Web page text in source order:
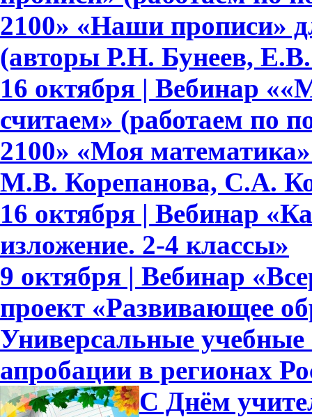
2100» «Наши прописи»
(авторы Р.Н. Бунеев,
16 октября | Вебинар
считаем» (работаем по
2100» «Моя
М.В. Корепанова, С.А.
16 октября | Вебинар
изложение. 2-4 классы»
9 октября | Вебинар
проект «Развивающее
Универсальные
апробации в регионах
С Днём